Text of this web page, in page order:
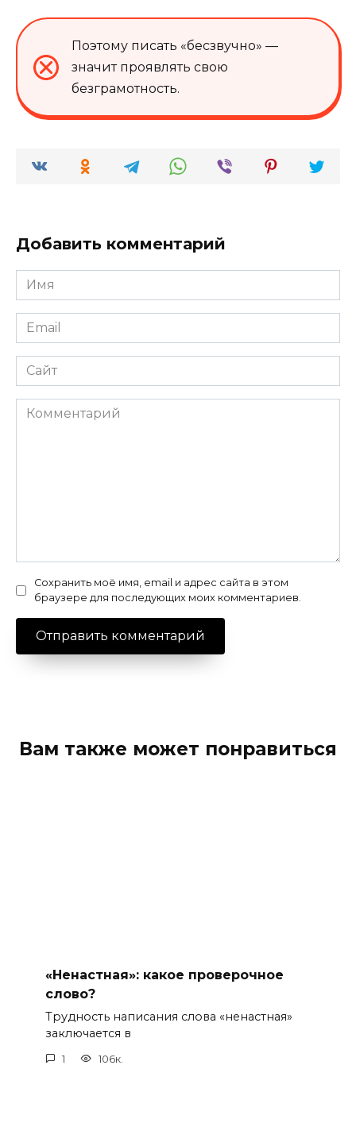
Поэтому писать «бесзвучно» —
значит проявлять свою
безграмотность.
Добавить комментарий
Имя
*
Email
*
Сайт
Комментарий
Сохранить моё имя, email и адрес сайта в этом
браузере для последующих моих комментариев.
Вам также может понравиться
«Ненастная»: какое проверочное
слово?
Трудность написания слова «ненастная»
заключается в
1 106к.